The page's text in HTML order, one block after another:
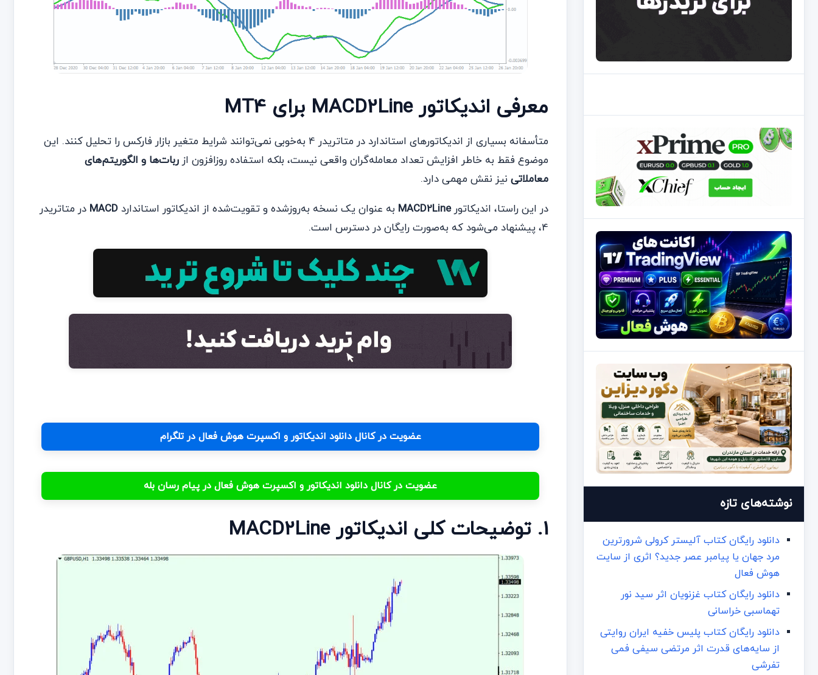
معرفی اندیکاتور MACD2Line برای MT4
متأسفانه بسیاری از اندیکاتورهای استاندارد در متاتریدر 4 به‌خوبی نمی‌توانند شرایط متغیر بازار فارکس را تحلیل کنند. این
موضوع فقط به خاطر افزایش تعداد معامله‌گران واقعی نیست، بلکه استفاده روزافزون از ربات‌ها و الگوریتم‌های
معاملاتی نیز نقش مهمی دارد.
در این راستا، اندیکاتورMACD2Line به عنوان یک نسخه به‌روزشده و تقویت‌شده از اندیکاتور استاندارد MACD در متاتریدر
4، پیشنهاد می‌شود که به‌صورت رایگان در دسترس است.
عضویت در کانال دانلود اندیکاتور و اکسپرت هوش فعال در تلگرام
عضویت در کانال دانلود اندیکاتور و اکسپرت هوش فعال در پیام رسان بله
1. توضیحات کلی اندیکاتور MACD2Line
نوشته‌های تازه
دانلود رایگان کتاب آلیستر کرولی شرورترین
مرد جهان یا پیامبر عصر جدید؟ اثری از سایت
هوش فعال
دانلود رایگان کتاب غزنویان اثر سید نور
تهماسبی خراسانی
دانلود رایگان کتاب پلیس خفیه ایران روایتی
از سایه‌های قدرت اثر مرتضی سیفی فمی
تفرشی